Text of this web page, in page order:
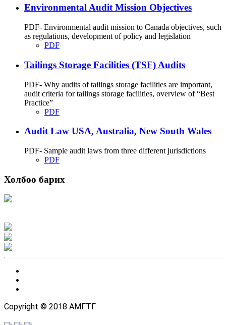
Environmental Audit Mission Objectives
PDF- Environmental audit mission to Canada objectives, such
as regulations, development of policy and legislation
PDF
Tailings Storage Facilities (TSF) Audits
PDF- Why audits of tailings storage facilities are important,
audit criteria for tailings storage facilities, overview of “Best
Practice”
PDF
Audit Law USA, Australia, New South Wales
PDF- Sample audit laws from three different jurisdictions
PDF
Холбоо барих
Copyright © 2018 АМГТГ